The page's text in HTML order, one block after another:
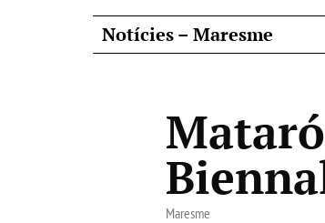
Notícies – Maresme
Maresme